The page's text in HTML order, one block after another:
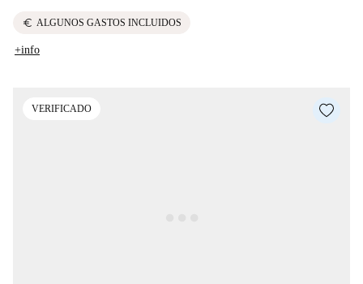
euro ALGUNOS GASTOS INCLUIDOS
+info
VERIFICADO